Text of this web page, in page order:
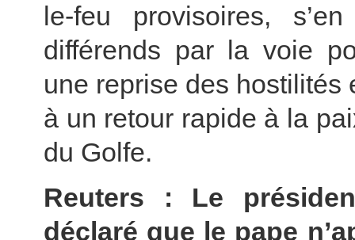
le-feu provisoires,
différends par la voie
une reprise des hostilités
à un retour rapide à la
du Golfe.
Reuters : Le
déclaré que le pape